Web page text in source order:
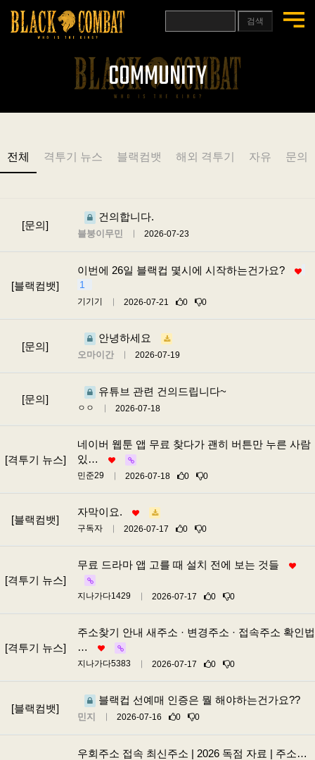
검색
COMMUNITY
전체 격투기 뉴스 블랙컴뱃 해외 격투기 자유 문의
[문의]
건의합니다.
블붕이무민 2026-07-23
[블랙컴뱃]
이번에 26일 블랙컵 몇시에 시작하는건가요?
1
기기기 2026-07-21 0 0
[문의]
안녕하세요
오마이간 2026-07-19
[문의]
유튜브 관련 건의드립니다~
ㅇㅇ 2026-07-18
[격투기 뉴스]
네이버 웹툰 앱 무료 찾다가 괜히 버튼만 누른 사람
있…
민준29 2026-07-18 0 0
[블랙컴뱃]
자막이요.
구독자 2026-07-17 0 0
[격투기 뉴스]
무료 드라마 앱 고를 때 설치 전에 보는 것들
지나가다1429 2026-07-17 0 0
[격투기 뉴스]
주소찾기 안내 새주소 · 변경주소 · 접속주소 확인법
…
지나가다5383 2026-07-17 0 0
[블랙컴뱃]
블랙컵 선예매 인증은 뭘 해야하는건가요??
민지 2026-07-16 0 0
우회주소 접속 최신주소 | 2026 독점 자료 | 주소…